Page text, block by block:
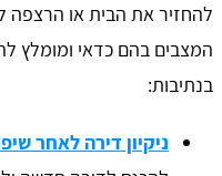
להחזיר את הבית או הרצפה
המצבים בהם כדאי ומומלץ
בנתיבות:
ניקיון דירה לאחר